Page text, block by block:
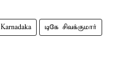
Karnadaka டிகே சிவக்குமார்